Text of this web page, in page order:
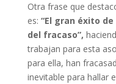
Otra frase que
es: “El gran éxito
del fracaso”,
trabajan para esta
para ella, han
inevitable para hallar